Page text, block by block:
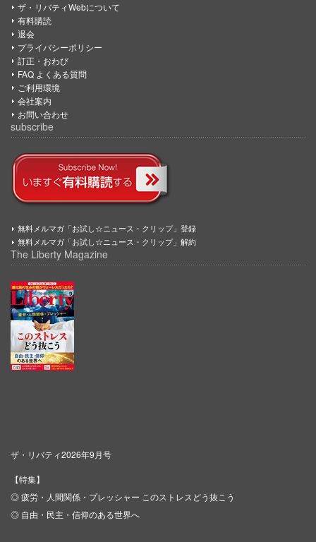
ザ・リバティWebについて
有料購読
退会
プライバシーポリシー
訂正・おわび
FAQ よくある質問
ご利用環境
会社案内
お問い合わせ
subscribe
無料メルマガ「お試し☆ニュース・クリップ」登録
無料メルマガ「お試し☆ニュース・クリップ」解約
The Liberty Magazine
ザ・リバティ2026年9月号
【特集】
◎ 疲労・人間関係・プレッシャー このストレスどう抜こう
◎ 自由・民主・信仰のある世界へ